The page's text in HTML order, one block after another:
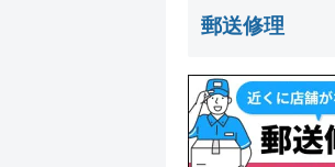
郵送修理